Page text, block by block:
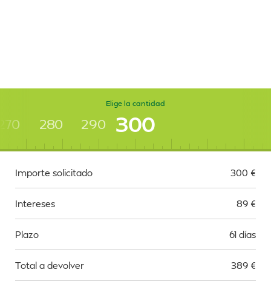
Elige la cantidad
280 290 300
Importe solicitado 300 €
Intereses 89 €
Plazo 61 días
Total a devolver 389 €